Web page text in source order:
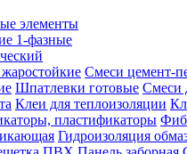
элементы
1-фазные
Смеси цемент-
Шпатлевки готовые Смеси
Клеи для теплоизоляции
пластификаторы
Гидроизоляция